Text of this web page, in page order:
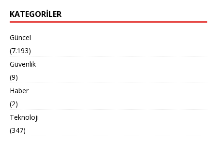
KATEGORILER
Güncel
(7.193)
Güvenlik
(9)
Haber
(2)
Teknoloji
(347)